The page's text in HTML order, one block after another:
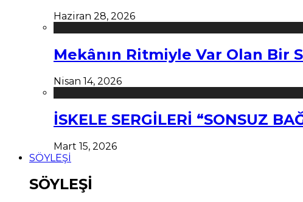
Haziran 28, 2026
Mekânın Ritmiyle Var Olan Bir
Nisan 14, 2026
İSKELE SERGİLERİ “SONSUZ
Mart 15, 2026
SÖYLEŞİ
SÖYLEŞİ